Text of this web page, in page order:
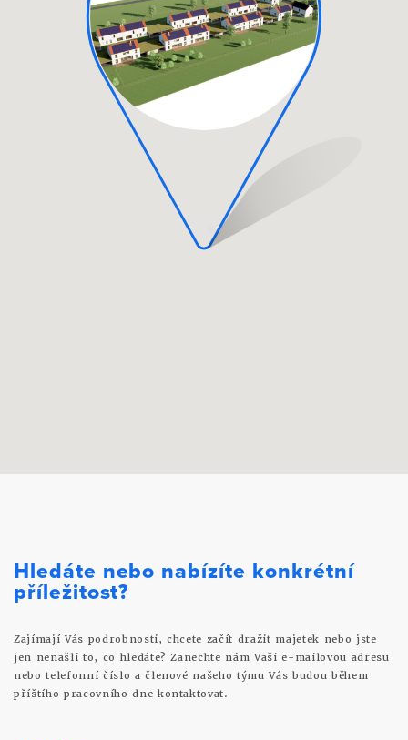
Hledáte nebo nabízíte konkrétní
příležitost?
Zajímají Vás podrobnosti, chcete začít dražit majetek nebo jste
jen nenašli to, co hledáte? Zanechte nám Vaši e-mailovou adresu
nebo telefonní číslo a členové našeho týmu Vás budou během
příštího pracovního dne kontaktovat.